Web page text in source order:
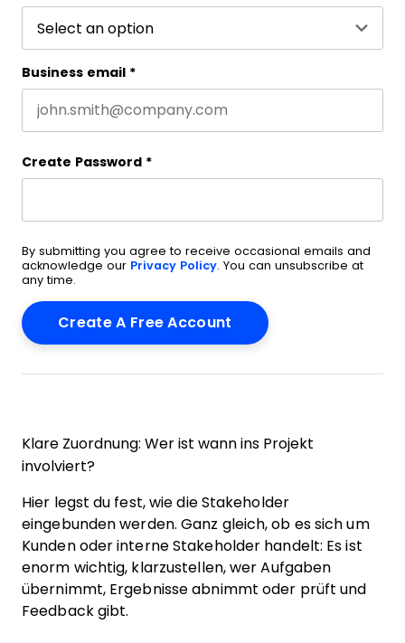
Business email *
Create Password *
By submitting you agree to receive occasional emails and
acknowledge our Privacy Policy. You can unsubscribe at
any time.
Klare Zuordnung: Wer ist wann ins Projekt
involviert?
Hier legst du fest, wie die Stakeholder
eingebunden werden. Ganz gleich, ob es sich um
Kunden oder interne Stakeholder handelt: Es ist
enorm wichtig, klarzustellen, wer Aufgaben
übernimmt, Ergebnisse abnimmt oder prüft und
Feedback gibt.